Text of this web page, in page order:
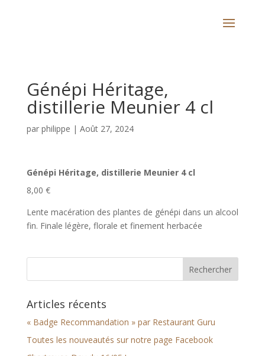
Génépi Héritage,
distillerie Meunier 4 cl
par philippe | Août 27, 2024
Génépi Héritage, distillerie Meunier 4 cl
8,00 €
Lente macération des plantes de génépi dans un alcool
fin. Finale légère, florale et finement herbacée
Articles récents
« Badge Recommandation » par Restaurant Guru
Toutes les nouveautés sur notre page Facebook